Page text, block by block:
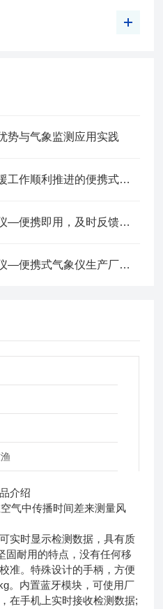
势与气象监测应用实践
移动气象站—保障抢险救援工作顺利推进的便携式气象仪全+境+派+送
基层防灾工程便携式气象仪—便携即用，及时反馈的气象站全+境+派+送
基层防灾工程便携式气象仪—便携式气象仪生产厂家2024顺丰包邮
介绍
中传播时间差来测量风
时显示检测数据，具有质
固耐用的特点，没有任何移
准。特殊设计的手柄，方便
。内置蓝牙模块，可使用厂
在手机上实时接收检测数据;